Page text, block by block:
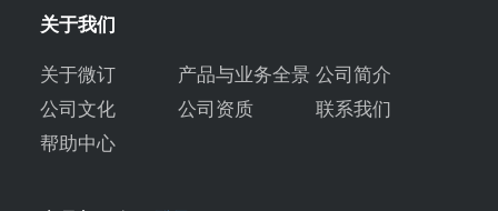
关于我们
关于微订 产品与业务全景 公司简介
公司文化
公司资质
联系我们
帮助中心